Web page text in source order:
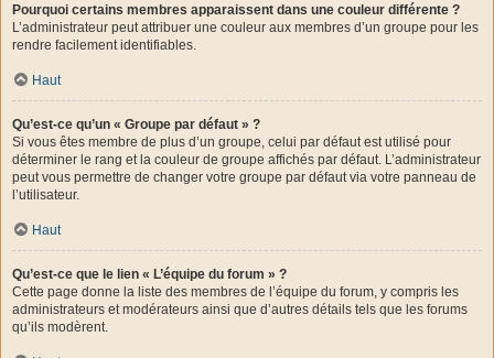
Pourquoi certains membres apparaissent dans une couleur différente ?
L’administrateur peut attribuer une couleur aux membres d’un groupe pour les
rendre facilement identifiables.
Haut
Qu’est-ce qu’un « Groupe par défaut » ?
Si vous êtes membre de plus d’un groupe, celui par défaut est utilisé pour
déterminer le rang et la couleur de groupe affichés par défaut. L’administrateur
peut vous permettre de changer votre groupe par défaut via votre panneau de
l’utilisateur.
Haut
Qu’est-ce que le lien « L’équipe du forum » ?
Cette page donne la liste des membres de l’équipe du forum, y compris les
administrateurs et modérateurs ainsi que d’autres détails tels que les forums
qu’ils modèrent.